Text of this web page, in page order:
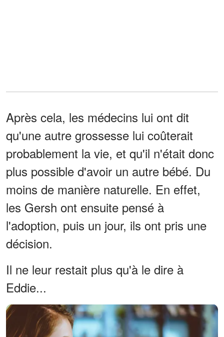
Après cela, les médecins lui ont dit
qu'une autre grossesse lui coûterait
probablement la vie, et qu'il n'était donc
plus possible d'avoir un autre bébé. Du
moins de manière naturelle. En effet,
les Gersh ont ensuite pensé à
l'adoption, puis un jour, ils ont pris une
décision.
Il ne leur restait plus qu'à le dire à
Eddie...